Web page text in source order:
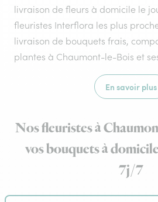
livraison de fleurs à domicile le
fleuristes Interflora les plus
livraison de bouquets frais,
plantes à Chaumont-le-Bois et
En savoir plus
Nos fleuristes à
vos bouquets à
7j/7